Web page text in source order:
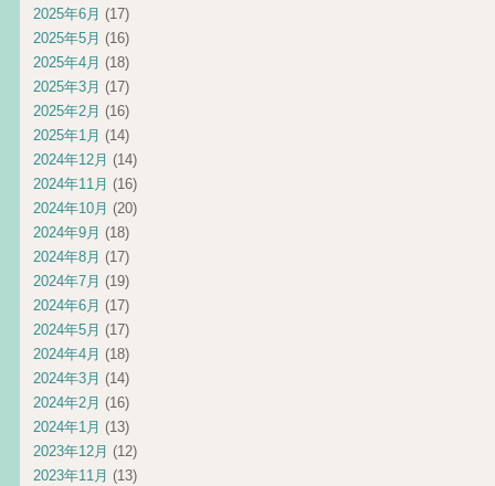
2025年6月 (17)
2025年5月 (16)
2025年4月 (18)
2025年3月 (17)
2025年2月 (16)
2025年1月 (14)
2024年12月 (14)
2024年11月 (16)
2024年10月 (20)
2024年9月 (18)
2024年8月 (17)
2024年7月 (19)
2024年6月 (17)
2024年5月 (17)
2024年4月 (18)
2024年3月 (14)
2024年2月 (16)
2024年1月 (13)
2023年12月 (12)
2023年11月 (13)